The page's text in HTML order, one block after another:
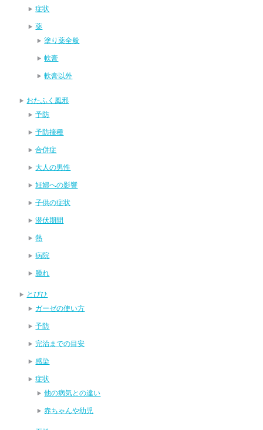
症状
薬
塗り薬全般
軟膏
軟膏以外
おたふく風邪
予防
予防接種
合併症
大人の男性
妊婦への影響
子供の症状
潜伏期間
熱
病院
腫れ
とびひ
ガーゼの使い方
予防
完治までの目安
感染
症状
他の病気との違い
赤ちゃんや幼児